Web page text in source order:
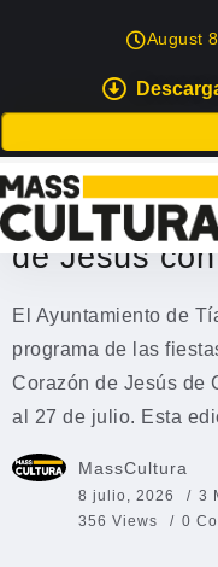
August
FIESTAS TÍAS
Conil
Magdalena y
de Jesús
El Ayuntamiento de
programa de las
Corazón de Jesús de
al 27 de julio. Esta
MassCultura
8 julio, 2026
3
356 Views
0